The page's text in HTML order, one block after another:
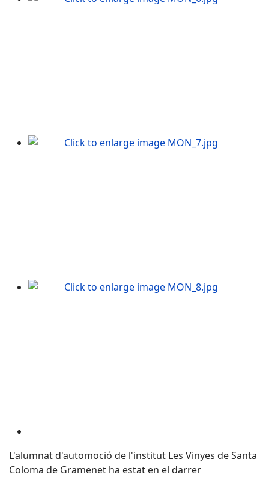
L'alumnat d'automoció de l'institut Les Vinyes de Santa
Coloma de Gramenet ha estat en el darrer